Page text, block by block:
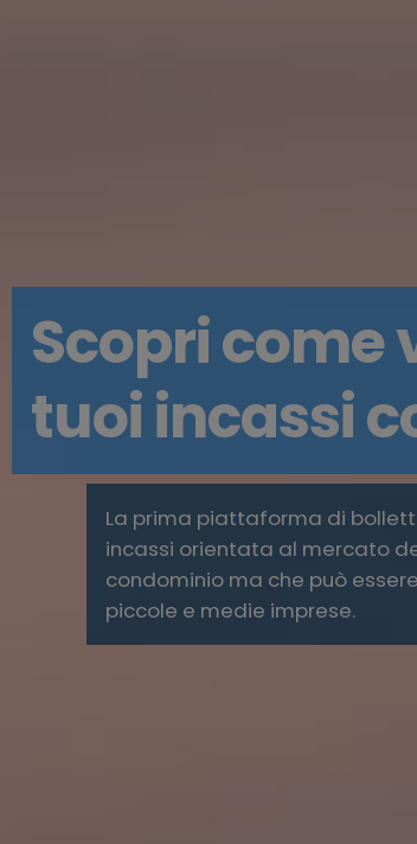
Scopri come
tuoi incassi
La prima piattaforma di
incassi orientata al mercato
condominio ma che può
piccole e medie imprese.